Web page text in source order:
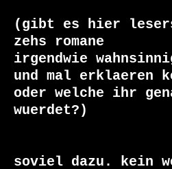
(gibt es hier
zehs romane
irgendwie
und mal erklaeren
oder welche ihr
wuerdet?)
soviel dazu. kein